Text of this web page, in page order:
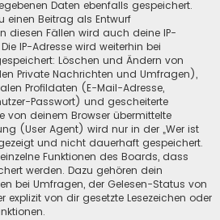
Daten ebenfalls gespeichert.
einen Beitrag als Entwurf
diesen Fällen wird auch deine IP-
IP-Adresse wird weiterhin bei
Löschen und Ändern von
Private Nachrichten und Umfragen),
Profildaten (E-Mail-Adresse,
Passwort) und gescheiterte
von deinem Browser übermittelte
(User Agent) wird nur in der „Wer ist
und nicht dauerhaft gespeichert.
Funktionen des Boards, dass
werden. Dazu gehören dein
bei Umfragen, der Gelesen-Status von
explizit von dir gesetzte Lesezeichen oder